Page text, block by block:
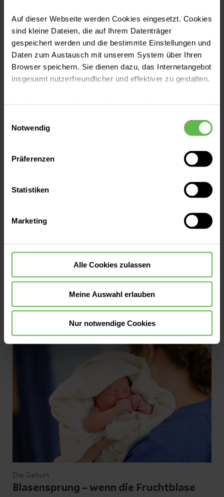
Auf dieser Webseite werden Cookies eingesetzt. Cookies
sind kleine Dateien, die auf Ihrem Datenträger
gespeichert werden und die bestimmte Einstellungen und
Daten zum Austausch mit unserem System über Ihren
Browser speichern. Sie dienen dazu, das Internetangebot
insgesamt nutzerfreundlicher und effektiver zu gestalten.
eingesetzt werden.
Es steht Ihnen frei, unsere Seite mit nur den notwendigen
Cookies zu benutzen, eine individuelle Auswahl
oder durch Auswahl von „Alle Cookies akzeptieren“ in die
widerrufen.
Notwendig
Präferenzen
Statistiken
Marketing
Alle Cookies zulassen
Meine Auswahl erlauben
Nur notwendige Cookies
Beckenendlage – mit dem Po voran in
Bei circa fünf Prozent aller Geburten liegt das
bestimmten Voraussetzungen ist auch eine
natürliche Geburt möglich. Doch wie kommt
es zur Beckenendlage und was sollten
Schwangere wissen? Unsere Expertin klärt
auf.
Die Geburt
Blasensprung – wenn die Fruchtblase